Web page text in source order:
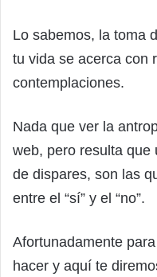
Lo sabemos, la toma
tu vida se acerca con
contemplaciones.
Nada que ver la
web, pero resulta que
de dispares, son las
entre el “sí” y el “no”.
Afortunadamente
hacer y aquí te